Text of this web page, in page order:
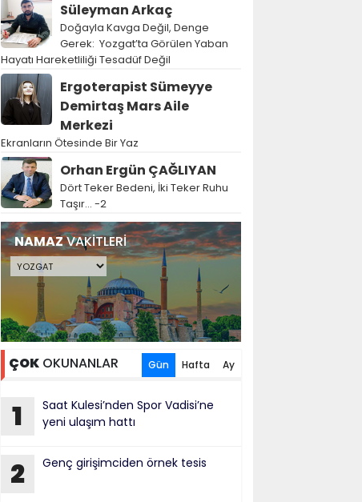
Süleyman Arkaç
Doğayla Kavga Değil, Denge
Gerek: Yozgat’ta Görülen Yaban
Hayatı Hareketliliği Tesadüf Değil
Ergoterapist Sümeyye
Demirtaş Mars Aile
Merkezi
Ekranların Ötesinde Bir Yaz
Orhan Ergün ÇAĞLIYAN
Dört Teker Bedeni, İki Teker Ruhu
Taşır… -2
NAMAZVAKİTLERİ
ÇOKOKUNANLAR Gün Hafta Ay
1
Saat Kulesi’nden Spor Vadisi’ne
yeni ulaşım hattı
2 Genç girişimciden örnek tesis